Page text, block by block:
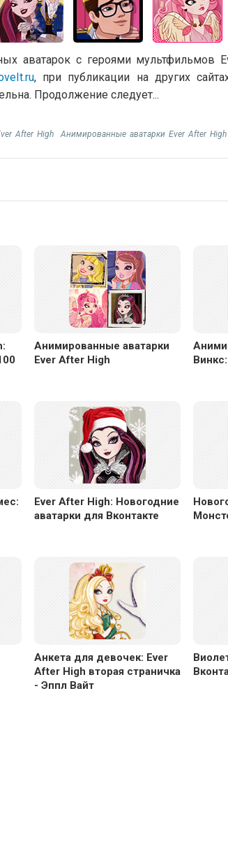
аватарок с героями мультфильмов
, при публикации на других
Продолжение следует...
After High Анимированные аватарки Ever After High
Анимированные аватарки
Ever After High
Ever After High: Новогодние
аватарки для Вконтакте
Анкета для девочек: Ever
After High вторая страничка
- Эппл Вайт